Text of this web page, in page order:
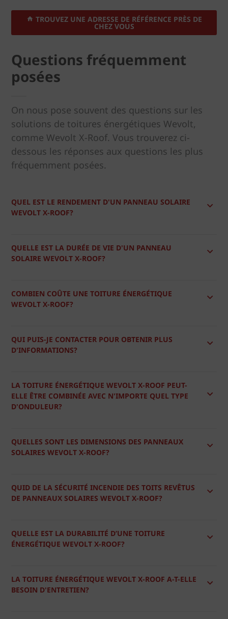
TROUVEZ UNE ADRESSE DE RÉFÉRENCE PRÈS DE
CHEZ VOUS
Questions fréquemment
posées
On nous pose souvent des questions sur les
solutions de toitures énergétiques Wevolt,
comme Wevolt X-Roof. Vous trouverez ci-
dessous les réponses aux questions les plus
fréquemment posées.
QUEL EST LE RENDEMENT D'UN PANNEAU SOLAIRE
WEVOLT X-ROOF?
QUELLE EST LA DURÉE DE VIE D'UN PANNEAU
SOLAIRE WEVOLT X-ROOF?
COMBIEN COÛTE UNE TOITURE ÉNERGÉTIQUE
WEVOLT X-ROOF?
QUI PUIS-JE CONTACTER POUR OBTENIR PLUS
D'INFORMATIONS?
LA TOITURE ÉNERGÉTIQUE WEVOLT X-ROOF PEUT-
ELLE ÊTRE COMBINÉE AVEC N'IMPORTE QUEL TYPE
D'ONDULEUR?
QUELLES SONT LES DIMENSIONS DES PANNEAUX
SOLAIRES WEVOLT X-ROOF?
QUID DE LA SÉCURITÉ INCENDIE DES TOITS REVÊTUS
DE PANNEAUX SOLAIRES WEVOLT X-ROOF?
QUELLE EST LA DURABILITÉ D’UNE TOITURE
ÉNERGÉTIQUE WEVOLT X-ROOF?
LA TOITURE ÉNERGÉTIQUE WEVOLT X-ROOF A-T-ELLE
BESOIN D'ENTRETIEN?